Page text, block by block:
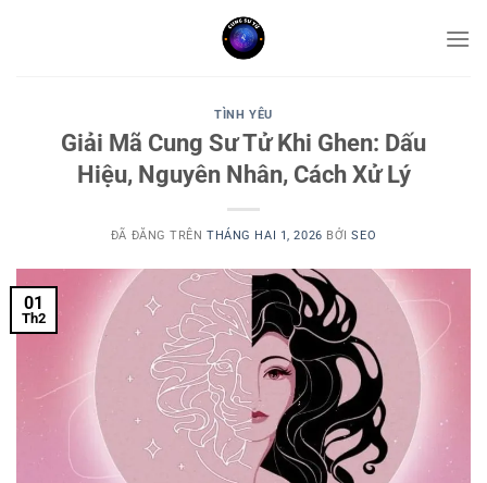
TÌNH YÊU
Giải Mã Cung Sư Tử Khi Ghen: Dấu
Hiệu, Nguyên Nhân, Cách Xử Lý
ĐÃ ĐĂNG TRÊNTHÁNG HAI 1, 2026 BỞISEO
01
Th2